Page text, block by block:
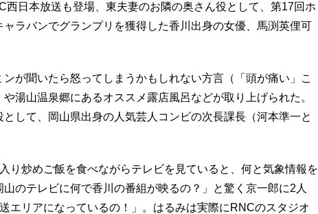
西日本放送も登場、東夫妻のお隣の奥さん役として、第17回ホ
ャラバンでグランプリを獲得した香川出身の女優、馬渕英俚可
が聞いたら怒ってしまうかもしれない方言（「頭が痛い」こ
湯山温泉郷にあるオススメ露店風呂などが取り上げられた。
して、岡山県出身の人気芸人コンビの次長課長（河本準一と
り炒めご飯を食べながらテレビを見ていると、何と気象情報を
のテレビに何で香川の番組が映るの？」と驚く京一郎に2人
エリアになっているの！」。はるみは実際にRNCのスタジオ